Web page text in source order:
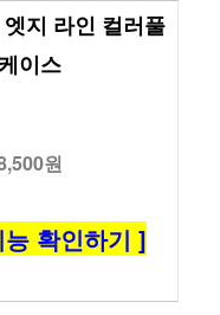
지 라인 컬러풀
이스
원
확인하기 ]